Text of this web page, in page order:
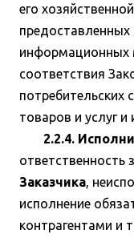
его
информационных
соответствия
потребительских
товаров и услуг и
2.2.4.
ответственность
Заказчика,
исполнение
контрагентами и